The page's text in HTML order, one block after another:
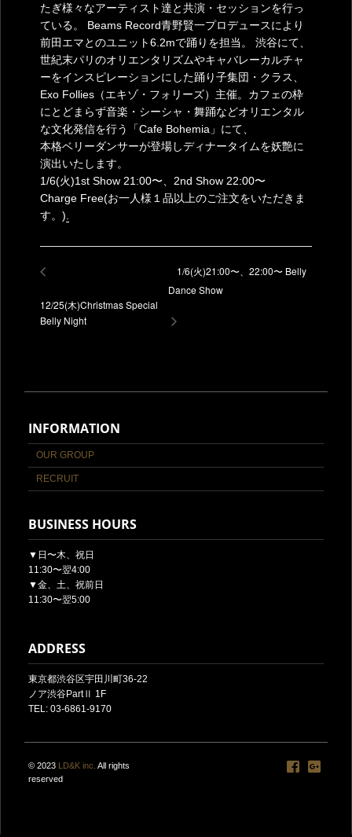
たぎ様々なアーティスト達と共演・セッションを行っ
ている。 Beams Record青野賢一プロデュースにより
前田エマとのユニット6.2mで踊りを担当。 渋谷にて、
世紀末パリのオリエンタリズムやキャバレーカルチャ
ーをインスピレーションにした踊り子集団・クラス、
Exo Follies（エキゾ・フォリーズ）主催。 カフェの枠
にとどまらず音楽・シーシャ・舞踊などオリエンタル
な文化発信を行う「Cafe Bohemia」にて、
本格ベリーダンサーが登場しディナータイムを妖艶に
演出いたします。
1/6(火)1st Show 21:00〜、2nd Show 22:00〜
Charge Free(お一人様１品以上のご注文をいただきま
す。)
12/25(木)Christmas Special
Belly Night
1/6(火)21:00〜、22:00〜 Belly
Dance Show
INFORMATION
OUR GROUP
RECRUIT
BUSINESS HOURS
▼日〜木、祝日
11:30〜翌4:00
▼金、土、祝前日
11:30〜翌5:00
ADDRESS
東京都渋谷区宇田川町36-22
ノア渋谷PartⅡ 1F
TEL: 03-6861-9170
© 2023 LD&K inc. All rights
reserved